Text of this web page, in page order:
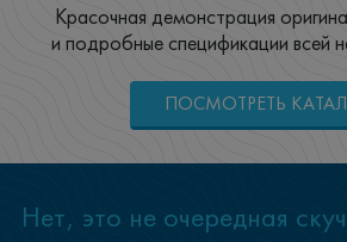
Красочная демонстрация
и подробные спецификации всей
ПОСМОТРЕТЬ
Нет, это не очередная